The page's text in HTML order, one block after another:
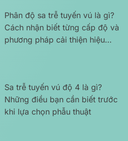
Phân độ sa trễ tuyến vú là gì?
Cách nhận biết từng cấp độ và
phương pháp cải thiện hiệu
Sa trễ tuyến vú độ 4 là gì?
Những điều bạn cần biết trước
khi lựa chọn phẫu thuật